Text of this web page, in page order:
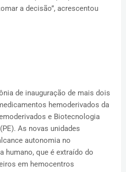
a decisão”, acrescentou
de inauguração de mais dois
hemoderivados da
e Biotecnologia
As novas unidades
autonomia no
humano, que é extraído do
em hemocentros